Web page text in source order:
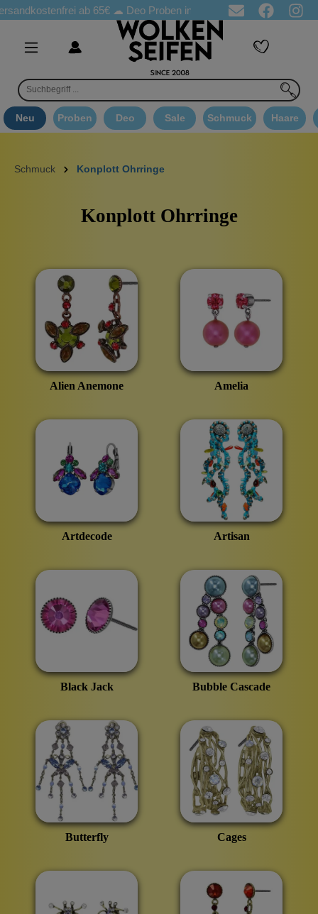
ab 65€☁ Deo Proben in jeder Bestellung ☁ Goodie
Neu Proben Deo Sale Schmuck Haare
Schmuck Konplott Ohrringe
Konplott Ohrringe
Alien Anemone Amelia
Artdecode Artisan
Black Jack Bubble Cascade
Butterfly Cages